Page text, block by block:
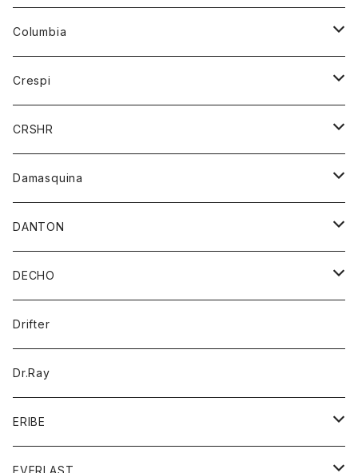
チーフ
バンダナ
トレーナー
パーカー
カーディガン
Tシャツ
パーカー
ニット
Columbia
アウター
ジャケット
Crespi
ジャケット
ワンピース
ブラウス
CRSHR
キャップ
Damasquina
ウォレット
カードケース
バッグ
DANTON
アウター
コート
ジャケット
アクセサリー
バッグ
キッズ
シャツ
Tシャツ
グッズ
帽子
トップス
DECHO
帽子
Drifter
Dr.Ray
ERIBE
ニット
EVERLAST